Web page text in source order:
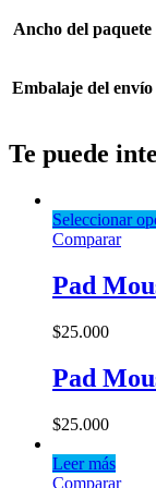
Ancho del paquete
Embalaje del envío
Te puede
Seleccionar
Comparar
Pad
$25.000
Pad
$25.000
Leer más
Comparar